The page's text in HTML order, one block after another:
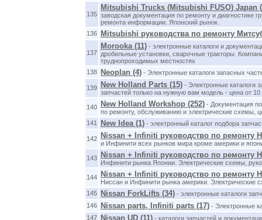
135
Mitsubishi Trucks (Mitsubishi FUSO) Japan
заводская документация по ремонту и диагностике
ремонта информации. Японский рынок.
136
Mitsubishi руководства по ремонту
137
Morooka (11) - электронные каталоги и
дробильные установки, сварочные тракторы.
труднопроходимых местностях
138
Neoplan (4) - Электронные каталоги запасных
139 New Holland Parts (15) - Электронные каталоги
запчастей только на нужную вам модель - цена от 10
140 New Holland Workshop (252) - Документация
по ремонту, обслуживанию и электрические схемы,
141
New Idea (1) - электронный каталог подбора
142 Nissan + Infiniti руководство по ремонту
и Инфинити всех рынков мира кроме америки и
143 Nissan + Infiniti руководство по ремонту
Инфинити рынка Японии. Электрические схемы,
144 Nissan + Infiniti руководство по ремонту
Ниссан и Инфинити рынка америки. Электрические
145
Nissan ForkLifts (34) - электронные каталоги
146
Nissan parts, Infiniti parts (17) - Электронные
147
Nissan UD (11) - каталоги запчастей и